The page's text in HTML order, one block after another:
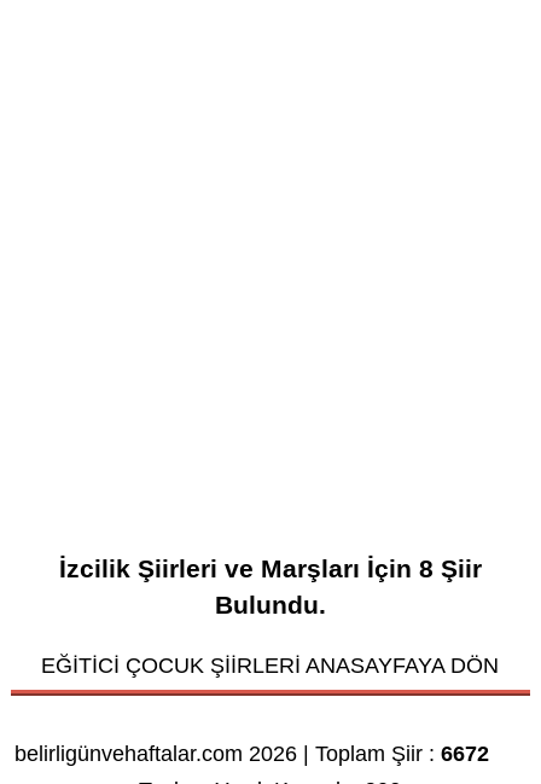
İzcilik Şiirleri ve Marşları İçin 8 Şiir
Bulundu.
EĞİTİCİ ÇOCUK ŞİİRLERİ ANASAYFAYA DÖN
belirligünvehaftalar.com 2026 | Toplam Şiir :6672